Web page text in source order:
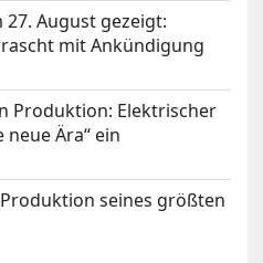
27. August gezeigt:
mit Ankündigung
Produktion: Elektrischer
neue Ära“ ein
seines größten